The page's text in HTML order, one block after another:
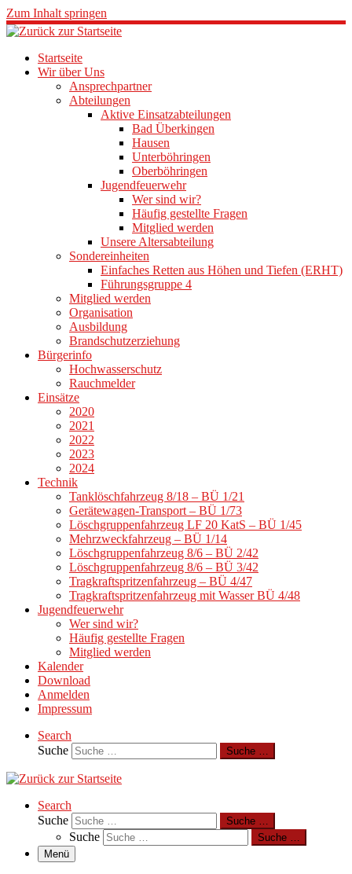
Zum Inhalt springen
Startseite
Wir über Uns
Ansprechpartner
Abteilungen
Aktive Einsatzabteilungen
Bad Überkingen
Hausen
Unterböhringen
Oberböhringen
Jugendfeuerwehr
Wer sind wir?
Häufig gestellte Fragen
Mitglied werden
Unsere Altersabteilung
Sondereinheiten
Einfaches Retten aus Höhen und Tiefen (ERHT)
Führungsgruppe 4
Mitglied werden
Organisation
Ausbildung
Brandschutzerziehung
Bürgerinfo
Hochwasserschutz
Rauchmelder
Einsätze
2020
2021
2022
2023
2024
Technik
Tanklöschfahrzeug 8/18 – BÜ 1/21
Gerätewagen-Transport – BÜ 1/73
Löschgruppenfahrzeug LF 20 KatS – BÜ 1/45
Mehrzweckfahrzeug – BÜ 1/14
Löschgruppenfahrzeug 8/6 – BÜ 2/42
Löschgruppenfahrzeug 8/6 – BÜ 3/42
Tragkraftspritzenfahrzeug – BÜ 4/47
Tragkraftspritzenfahrzeug mit Wasser BÜ 4/48
Jugendfeuerwehr
Wer sind wir?
Häufig gestellte Fragen
Mitglied werden
Kalender
Download
Anmelden
Impressum
Search
Suche
Suche …
Search
Suche
Suche …
Suche
Suche …
Menü